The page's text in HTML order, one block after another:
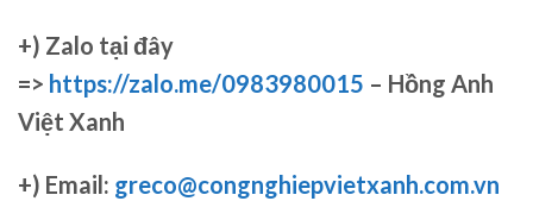
+) Zalo tại đây
=> https://zalo.me/0983980015 – Hồng Anh
Việt Xanh
+) Email: greco@congnghiepvietxanh.com.vn